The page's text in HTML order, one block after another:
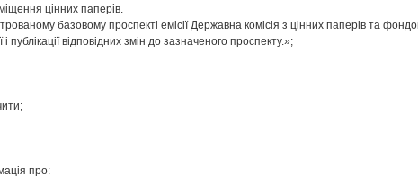
цінних паперів.
базовому проспекті емісії Державна комісія з цінних паперів та
публікації відповідних змін до зазначеного проспекту.»;
про: